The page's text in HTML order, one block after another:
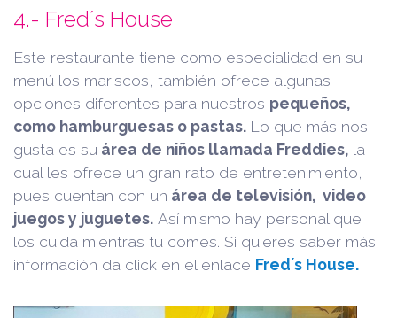
4.- Fred´s House
Este restaurante tiene como especialidad en su
menú los mariscos, también ofrece algunas
opciones diferentes para nuestros pequeños,
como hamburguesas o pastas. Lo que más nos
gusta es su área de niños llamada Freddies, la
cual les ofrece un gran rato de entretenimiento,
pues cuentan con un área de televisión, video
juegos y juguetes. Así mismo hay personal que
los cuida mientras tu comes. Si quieres saber más
información da click en el enlace Fred´s House.